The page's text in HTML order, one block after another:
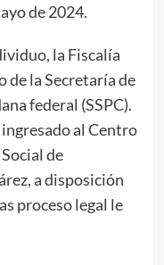
de 2024.
la Fiscalía
de la Secretaría de
federal (SSPC).
al Centro
de
a disposición
proceso legal le